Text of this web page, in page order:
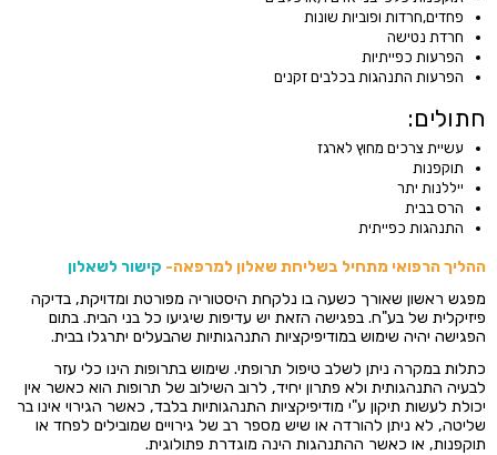
פחדים,חרדות ופוביות שונות
חרדת נטישה
הפרעות כפייתיות
הפרעות התנהגות בכלבים זקנים
חתולים:
עשיית צרכים מחוץ לארגז
תוקפנות
ייללנות יתר
הרס בבית
התנהגות כפייתית
ההליך הרפואי מתחיל בשליחת שאלון למרפאה- קישור לשאלון
מפגש ראשון שאורך כשעה בו נלקחת היסטוריה מפורטת ומדויקת, בדיקה
פיזיקלית של בע"ח. בפגישה הזאת יש עדיפות שיגיעו כל בני הבית. בתום
הפגישה יהיה שימוש במודיפיקציות התנהגותיות שהבעלים יתרגלו בבית.
כתלות במקרה ניתן לשלב טיפול תרופתי. שימוש בתרופות הינו כלי עזר
לבעיה התנהגותית ולא פתרון יחיד, לרוב השילוב של תרופות הוא כאשר אין
יכולת לעשות תיקון ע"י מודיפיקציות התנהגותיות בלבד, כאשר הגירוי אינו בר
שליטה, לא ניתן להורדה או שיש מספר רב של גירויים שמובילים לפחד או
תוקפנות, או כאשר ההתנהגות הינה מוגדרת פתולוגית.